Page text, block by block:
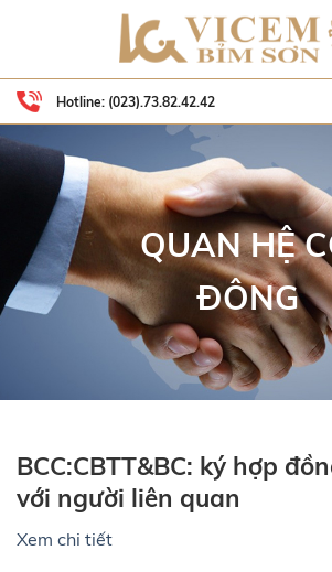
Hotline: (023).73.82.42.42
QUAN HỆ
ĐÔNG
BCC:CBTT&BC: ký hợp
với người liên quan
Xem chi tiết